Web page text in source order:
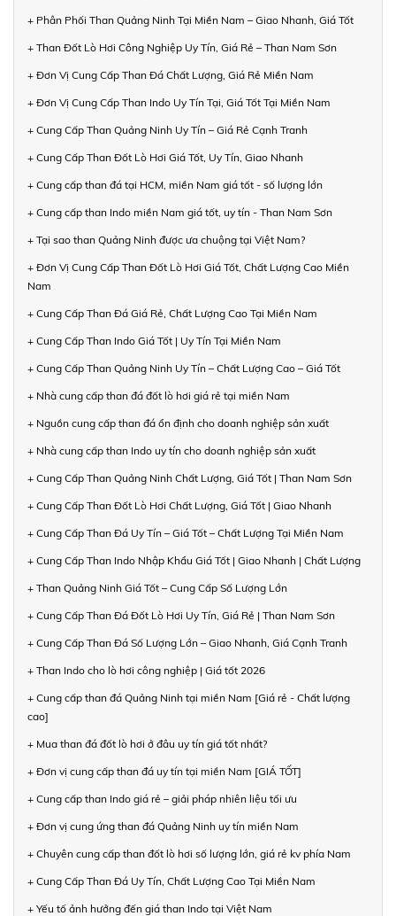
+ Phân Phối Than Quảng Ninh Tại Miền Nam – Giao Nhanh, Giá Tốt
+ Than Đốt Lò Hơi Công Nghiệp Uy Tín, Giá Rẻ – Than Nam Sơn
+ Đơn Vị Cung Cấp Than Đá Chất Lượng, Giá Rẻ Miền Nam
+ Đơn Vị Cung Cấp Than Indo Uy Tín Tại, Giá Tốt Tại Miền Nam
+ Cung Cấp Than Quảng Ninh Uy Tín – Giá Rẻ Cạnh Tranh
+ Cung Cấp Than Đốt Lò Hơi Giá Tốt, Uy Tín, Giao Nhanh
+ Cung cấp than đá tại HCM, miền Nam giá tốt - số lượng lớn
+ Cung cấp than Indo miền Nam giá tốt, uy tín - Than Nam Sơn
+ Tại sao than Quảng Ninh được ưa chuộng tại Việt Nam?
+ Đơn Vị Cung Cấp Than Đốt Lò Hơi Giá Tốt, Chất Lượng Cao Miền
Nam
+ Cung Cấp Than Đá Giá Rẻ, Chất Lượng Cao Tại Miền Nam
+ Cung Cấp Than Indo Giá Tốt | Uy Tín Tại Miền Nam
+ Cung Cấp Than Quảng Ninh Uy Tín – Chất Lượng Cao – Giá Tốt
+ Nhà cung cấp than đá đốt lò hơi giá rẻ tại miền Nam
+ Nguồn cung cấp than đá ổn định cho doanh nghiệp sản xuất
+ Nhà cung cấp than Indo uy tín cho doanh nghiệp sản xuất
+ Cung Cấp Than Quảng Ninh Chất Lượng, Giá Tốt | Than Nam Sơn
+ Cung Cấp Than Đốt Lò Hơi Chất Lượng, Giá Tốt | Giao Nhanh
+ Cung Cấp Than Đá Uy Tín – Giá Tốt – Chất Lượng Tại Miền Nam
+ Cung Cấp Than Indo Nhập Khẩu Giá Tốt | Giao Nhanh | Chất Lượng
+ Than Quảng Ninh Giá Tốt – Cung Cấp Số Lượng Lớn
+ Cung Cấp Than Đá Đốt Lò Hơi Uy Tín, Giá Rẻ | Than Nam Sơn
+ Cung Cấp Than Đá Số Lượng Lớn – Giao Nhanh, Giá Cạnh Tranh
+ Than Indo cho lò hơi công nghiệp | Giá tốt 2026
+ Cung cấp than đá Quảng Ninh tại miền Nam [Giá rẻ - Chất lượng
cao]
+ Mua than đá đốt lò hơi ở đâu uy tín giá tốt nhất?
+ Đơn vị cung cấp than đá uy tín tại miền Nam [GIÁ TỐT]
+ Cung cấp than Indo giá rẻ – giải pháp nhiên liệu tối ưu
+ Đơn vị cung ứng than đá Quảng Ninh uy tín miền Nam
+ Chuyên cung cấp than đốt lò hơi số lượng lớn, giá rẻ kv phía Nam
+ Cung Cấp Than Đá Uy Tín, Chất Lượng Cao Tại Miền Nam
+ Yếu tố ảnh hưởng đến giá than Indo tại Việt Nam